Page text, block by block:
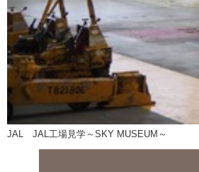
JAL JAL工場見学～SKY MUSEUM～